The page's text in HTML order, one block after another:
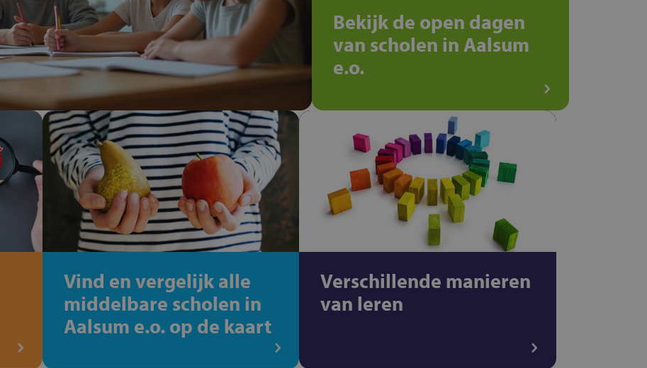
Bekijk de open dagen
van scholen in Aalsum
e.o.
Vind en vergelijk alle
middelbare scholen in
Aalsum e.o. op de kaart
Verschillende manieren
van leren